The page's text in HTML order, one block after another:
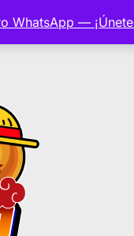
WhatsApp —